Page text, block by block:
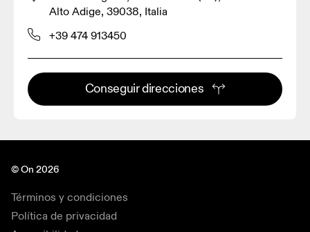
Alto Adige, 39038, Italia
+39 474 913450
Conseguir direcciones
© On 2026
Términos y condiciones
Política de privacidad